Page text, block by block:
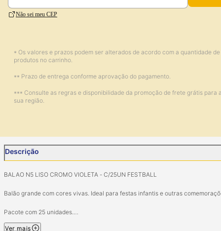
Não sei meu CEP
* Os valores e prazos podem ser alterados de acordo com a quantidade de
produtos no carrinho.
** Prazo de entrega conforme aprovação do pagamento.
*** Consulte as regras e disponibilidade da promoção de frete grátis para
sua região.
Descrição
BALAO N5 LISO CROMO VIOLETA - C/25UN FESTBALL
Balão grande com cores vivas. Ideal para festas infantis e outras
Pacote com 25 unidades.
Ver mais